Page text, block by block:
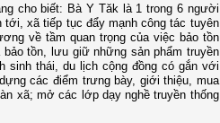
cho biết: Bà Y Tăk là 1 trong 6 người
xã tiếp tục đẩy mạnh công tác tuyên
về tầm quan trọng của việc bảo tồn
tồn, lưu giữ những sản phẩm truyền
sinh thái, du lịch cộng đồng có gắn với
các điểm trưng bày, giới thiệu, mua
xã; mở các lớp dạy nghề truyền thống